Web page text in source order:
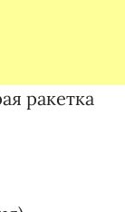
ракетка